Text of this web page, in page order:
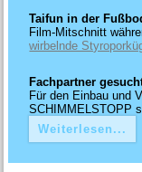
Taifun in der
Film-Mitschnitt
wirbelnde
Fachpartner
Für den Einbau und
SCHIMMELSTOPP
Weiterlesen...